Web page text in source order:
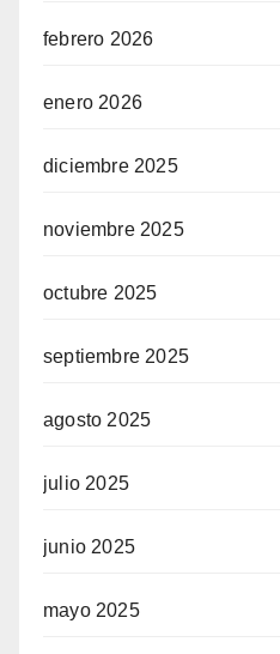
febrero 2026
enero 2026
diciembre 2025
noviembre 2025
octubre 2025
septiembre 2025
agosto 2025
julio 2025
junio 2025
mayo 2025